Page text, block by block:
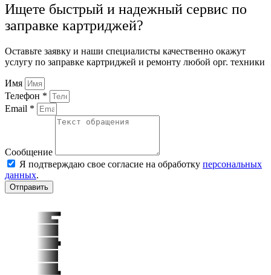
Ищете быстрый и надежный сервис по
заправке картриджей?
Оставьте заявку и наши специалисты качественно окажут
услугу по заправке картриджей и ремонту любой орг. техники
Имя
Телефон *
Email *
Сообщение
Я подтверждаю свое согласие на обработку персональных
данных.
Отправить